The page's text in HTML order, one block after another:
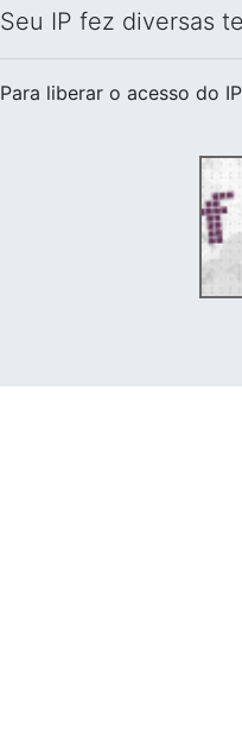
Seu IP fez diversas
Para liberar o acesso do IP